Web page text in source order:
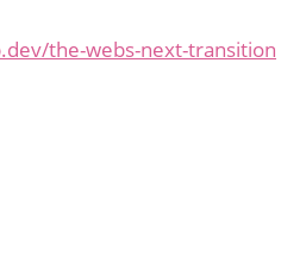
the-webs-next-transition